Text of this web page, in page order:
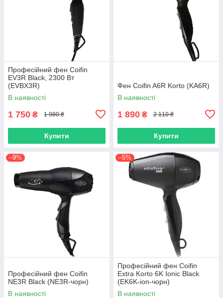
Професійний фен Coifin
EV3R Black, 2300 Вт
(EVBX3R)
В наявності
1 750 ₴ 1 980 ₴
Купити
Фен Сoifin A6R Korto (KA6R)
В наявності
1 890 ₴ 2 110 ₴
Купити
–9%
Професійний фен Coifin
NE3R Black (NE3R-чорн)
В наявності
–5%
Професійний фен Coifin
Extra Korto 6K Ionic Black
(EK6K-ion-чорн)
В наявності